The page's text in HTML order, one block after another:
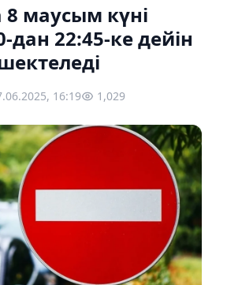
маусым күні
дан 22:45-ке дейін
16:19 1,029